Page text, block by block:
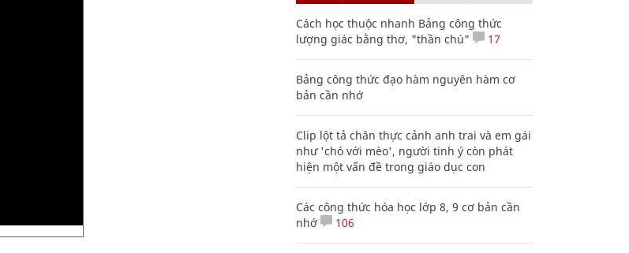
Cách học thuộc nhanh Bảng công thức
lượng giác bằng thơ, "thần chú"
17
Bảng công thức đạo hàm nguyên hàm cơ
bản cần nhớ
Clip lột tả chân thực cảnh anh trai và em gái
như 'chó với mèo', người tinh ý còn phát
hiện một vấn đề trong giáo dục con
Các công thức hóa học lớp 8, 9 cơ bản cần
nhớ
106